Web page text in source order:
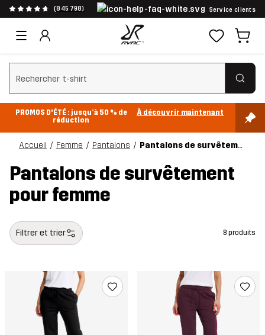
(845 798) Service clients
Effacer la recherche
PROMOS D'ÉTÉ : jusqu’à 50 % de
réduction
À découvrir maintenant
Accueil Femme Pantalons Pantalons de survêtement
Pantalons de survêtement
pour femme
Filtrer et trier 8 produits